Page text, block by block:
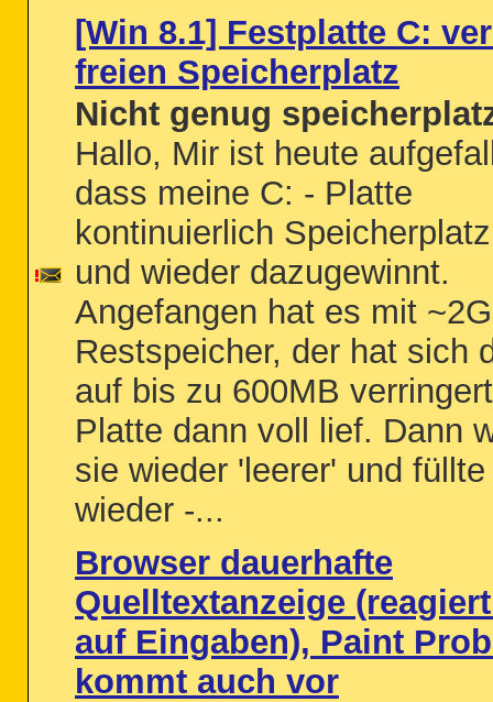
[Win 8.1] Festplatte C:
freien Speicherplatz
Nicht genug
Hallo, Mir ist heute
dass meine C: - Platte
kontinuierlich
und wieder dazugewinnt.
Angefangen hat es mit
Restspeicher, der hat sich
auf bis zu 600MB
Platte dann voll lief. Dann
sie wieder 'leerer' und
wieder -...
Browser dauerhafte
Quelltextanzeige
auf Eingaben), Paint
kommt auch vor